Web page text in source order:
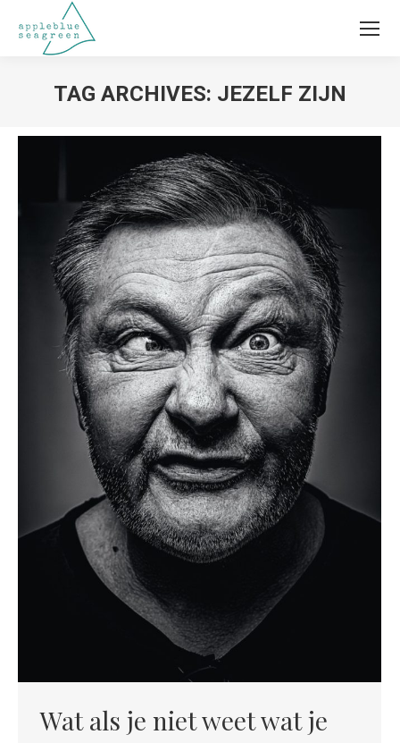
TAG ARCHIVES: JEZELF ZIJN
Wat als je niet weet wat je